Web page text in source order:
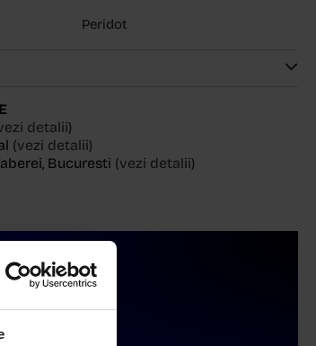
Peridot
detalii)
(vezi detalii)
Bucuresti (vezi detalii)
cadou